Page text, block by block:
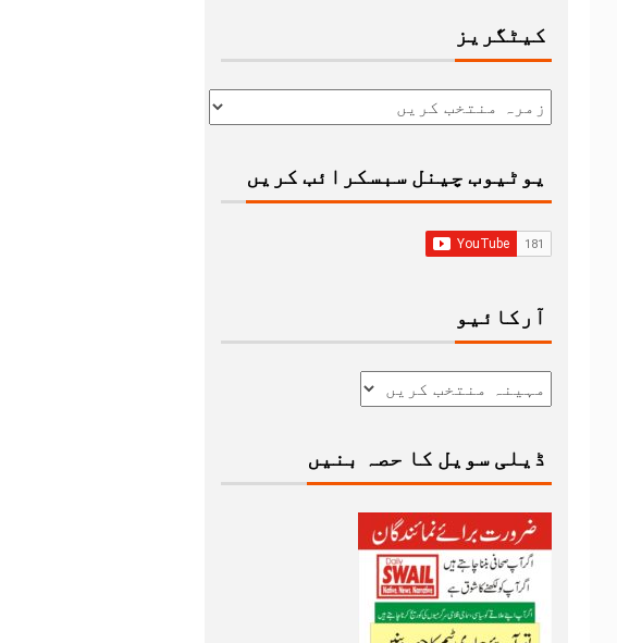
کیٹگریز
یوٹیوب چینل سبسکرائب کریں
آرکائیو
ڈیلی سویل کا حصہ بنیں